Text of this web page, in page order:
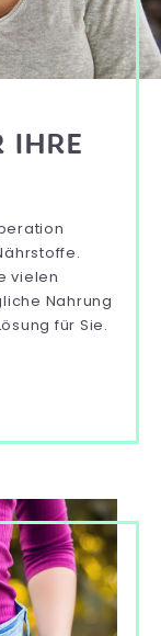
IHRE
vielen
Nahrung
für Sie.